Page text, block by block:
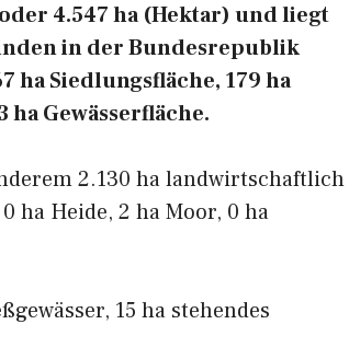
4.547 ha (Hektar) und liegt
in der Bundesrepublik
ha Siedlungsfläche, 179 ha
ha Gewässerfläche.
2.130 ha landwirtschaftlich
ha Heide, 2 ha Moor, 0 ha
15 ha stehendes